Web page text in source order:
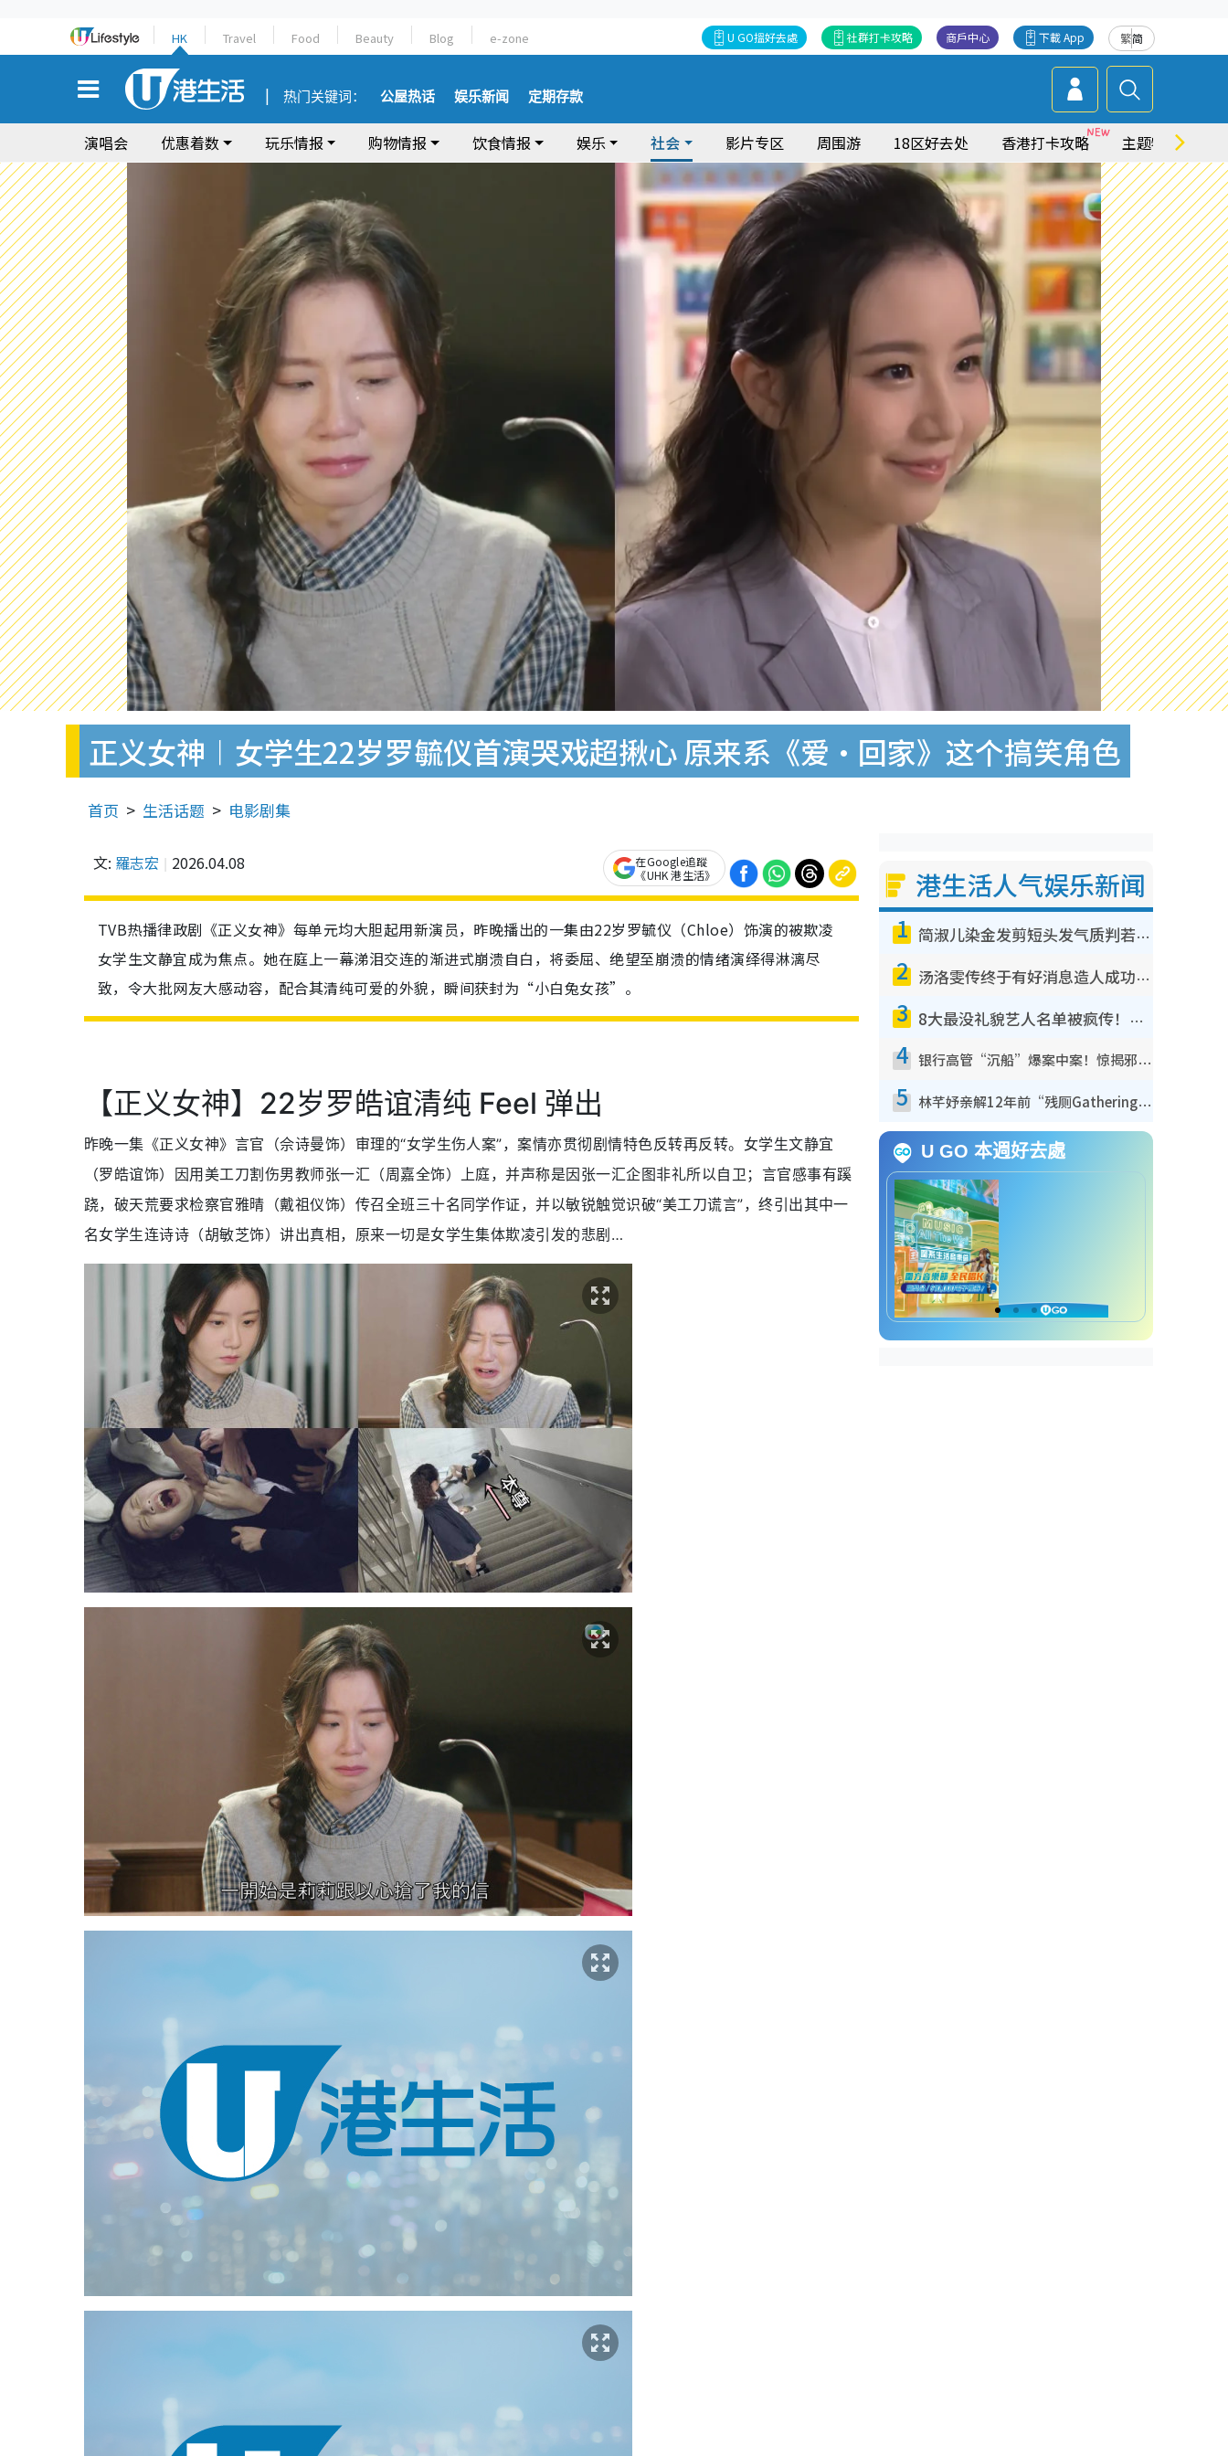
HK Travel Food Beauty Blog e-zone 繁简
下載 App
商戶中心
社群打卡攻略
U GO搵好去處
热门关键词： 公屋热话 娱乐新闻 定期存款
演唱会 优惠着数 玩乐情报 购物情报 饮食情报 娱乐 社会 影片专区 周围游 18区好去处 香港打卡攻略 主题特集
正义女神︱女学生22岁罗毓仪首演哭戏超揪心 原来系《爱·回家》这个搞笑角色
首页 生活话题 电影剧集
文: 羅志宏 2026.04.08
在Google追蹤
《UHK 港生活》
TVB热播律政剧《正义女神》每单元均大胆起用新演员，昨晚播出的一集由22岁罗毓仪（Chloe）饰演的被欺凌
女学生文静宜成为焦点。她在庭上一幕涕泪交连的渐进式崩溃自白，将委屈、绝望至崩溃的情绪演绎得淋漓尽
致，令大批网友大感动容，配合其清纯可爱的外貌，瞬间获封为“小白兔女孩”。
【正义女神】22岁罗皓谊清纯 Feel 弹出
昨晚一集《正义女神》言官（佘诗曼饰）审理的“女学生伤人案”，案情亦贯彻剧情特色反转再反转。女学生文静宜
（罗皓谊饰）因用美工刀割伤男教师张一汇（周嘉全饰）上庭，并声称是因张一汇企图非礼所以自卫；言官感事有蹊
跷，破天荒要求检察官雅晴（戴祖仪饰）传召全班三十名同学作证，并以敏锐触觉识破“美工刀谎言”，终引出其中一
名女学生连诗诗（胡敏芝饰）讲出真相，原来一切是女学生集体欺凌引发的悲剧…
港生活人气娱乐新闻
1 简淑儿染金发剪短头发气质判若两人！吓坏老公麦大力都认不出：“你做什么？”
2 汤洛雯传终于有好消息造人成功！两大细节曝孕味极浓引猜测：大肚婆先会咁！
3 8大最没礼貌艺人名单被疯传！网友揭发明星真面目，一致数落这一位是无品天花板？
4 银行高管“沉船”爆案中案！惊揭邪教洗脑操控卖淫被吞600万，幕后黑手讲多错多
5 林芊妤亲解12年前“残厕Gathering”真相！高层解约一句话重创尊严，至今拒返TVB
U GO 本週好去處